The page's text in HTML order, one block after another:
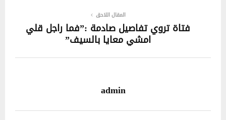
المقال اللاحق
فتاة تروي تفاصيل صادمة :”فما راجل قلي
امشي معايا بالسيف”
admin